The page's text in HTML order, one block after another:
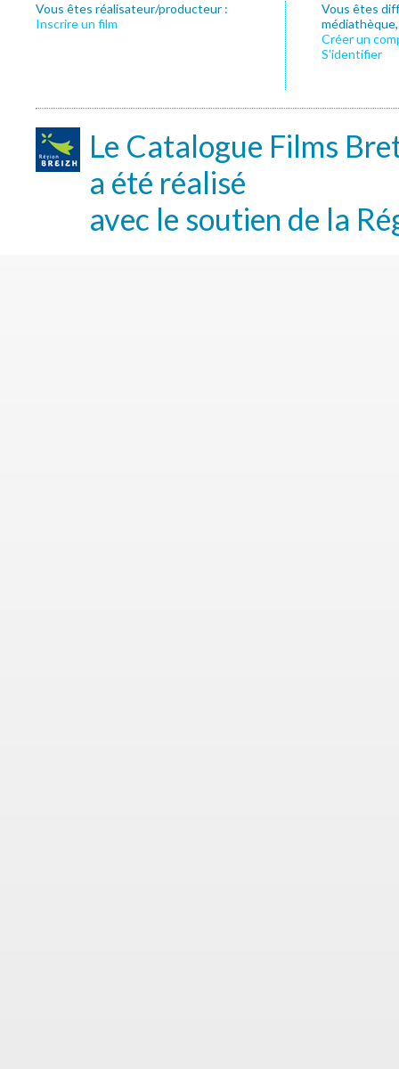
Vous êtes réalisateur/producteur :
Inscrire un film
Vous êtes
Créer un
S’identifier
Le Catalogue Films
a été réalisé
avec le soutien de la